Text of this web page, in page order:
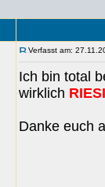
Verfasst am:
Ich bin total
wirklich
Danke euch